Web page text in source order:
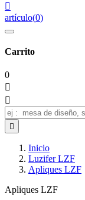

artículo(0)
Carrito
0



Inicio
Luzifer LZF
Apliques LZF
Apliques LZF